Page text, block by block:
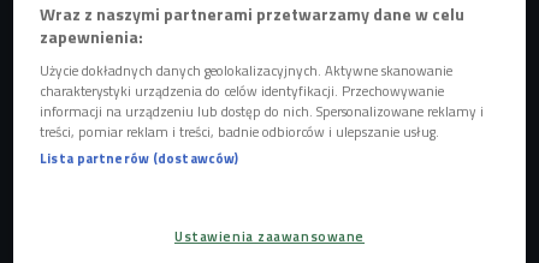
W ramach wsparcia dla Ukrainy słynna serbska artystka
performans "Artystka Obecna". Jego premiera miała
miejsce w nowojorskim MoMa w 2010 roku. Teraz, po 12
latach Marina chce go odtworzyć 16 kwietnia także w
Wraz z naszymi partnerami przetwarzamy dane w celu
zapewnienia:
Użycie dokładnych danych geolokalizacyjnych. Aktywne skanowanie
charakterystyki urządzenia do celów identyfikacji. Przechowywanie
informacji na urządzeniu lub dostęp do nich. Spersonalizowane reklamy i
treści, pomiar reklam i treści, badnie odbiorców i ulepszanie usług.
Lista partnerów (dostawców)
Ustawienia zaawansowane